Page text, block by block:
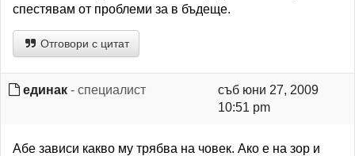
спестявам от проблеми за в бъдеще.
Отговори с цитат
единак - специалист
съб юни 27, 2009
10:51 pm
Абе зависи какво му трябва на човек. Ако е на зор и